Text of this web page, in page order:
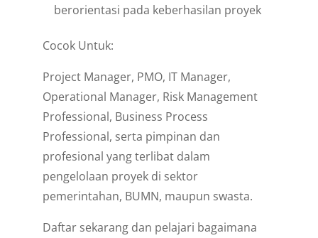
berorientasi pada keberhasilan proyek
Cocok Untuk:
Project Manager, PMO, IT Manager,
Operational Manager, Risk Management
Professional, Business Process
Professional, serta pimpinan dan
profesional yang terlibat dalam
pengelolaan proyek di sektor
pemerintahan, BUMN, maupun swasta.
Daftar sekarang dan pelajari bagaimana